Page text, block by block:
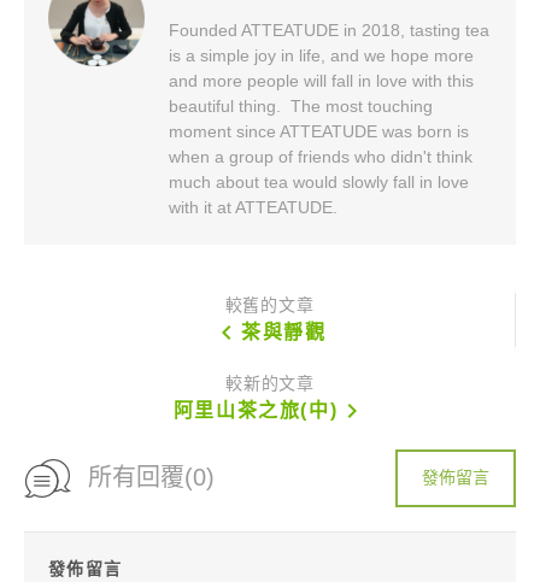
Founded ATTEATUDE in 2018, tasting tea
is a simple joy in life, and we hope more
and more people will fall in love with this
beautiful thing. The most touching
moment since ATTEATUDE was born is
when a group of friends who didn't think
much about tea would slowly fall in love
with it at ATTEATUDE.
較舊的文章
chevron_left茶與靜觀
較新的文章
阿里山茶之旅(中) chevron_right
所有回覆(0) 發佈留言
發佈留言